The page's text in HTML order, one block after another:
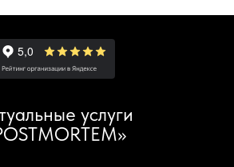
услуги